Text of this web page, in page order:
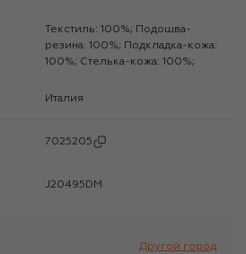
Текстиль: 100%; Подошва-
резина: 100%; Подкладка-кожа:
100%; Стелька-кожа: 100%;
Италия
7025205
J20495DM
Другой город